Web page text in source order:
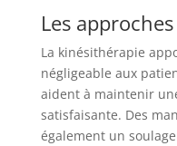
Les
La kinésithérapie
négligeable aux
aident à maintenir
satisfaisante. Des
également un